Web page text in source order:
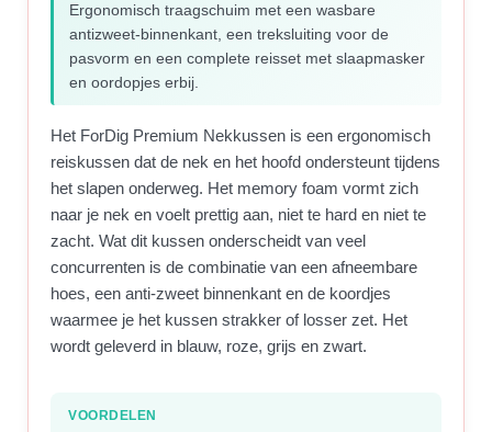
Ergonomisch traagschuim met een wasbare
antizweet-binnenkant, een treksluiting voor de
pasvorm en een complete reisset met slaapmasker
en oordopjes erbij.
Het ForDig Premium Nekkussen is een ergonomisch
reiskussen dat de nek en het hoofd ondersteunt tijdens
het slapen onderweg. Het memory foam vormt zich
naar je nek en voelt prettig aan, niet te hard en niet te
zacht. Wat dit kussen onderscheidt van veel
concurrenten is de combinatie van een afneembare
hoes, een anti-zweet binnenkant en de koordjes
waarmee je het kussen strakker of losser zet. Het
wordt geleverd in blauw, roze, grijs en zwart.
VOORDELEN